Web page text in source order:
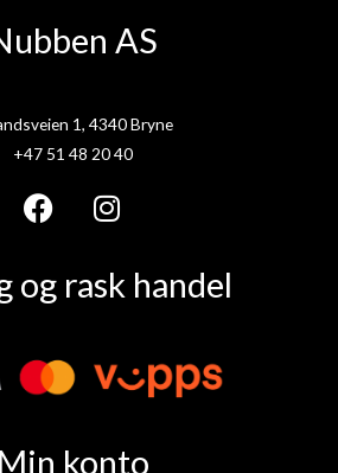
AS
1, 4340 Bryne
+47 51 48 20 40
F
c
b
o
I
s
g
og rask handel
Min konto